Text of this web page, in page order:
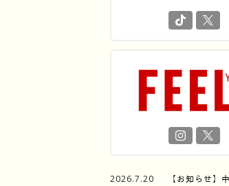
2026.7.20 【お知らせ】